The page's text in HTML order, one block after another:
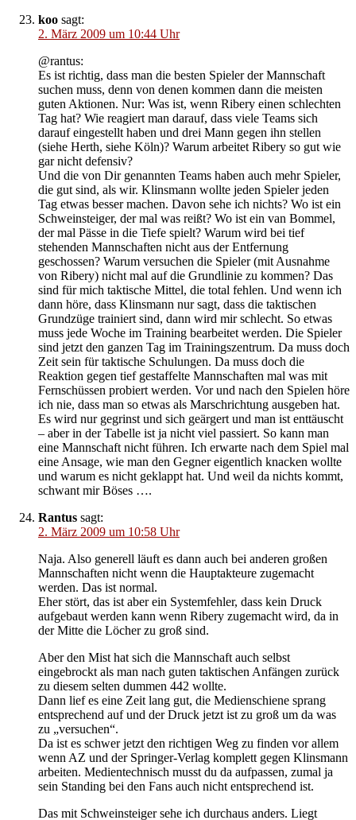
koo sagt:
2. März 2009 um 10:44 Uhr
@rantus:
Es ist richtig, dass man die besten Spieler der Mannschaft
suchen muss, denn von denen kommen dann die meisten
guten Aktionen. Nur: Was ist, wenn Ribery einen schlechten
Tag hat? Wie reagiert man darauf, dass viele Teams sich
darauf eingestellt haben und drei Mann gegen ihn stellen
(siehe Herth, siehe Köln)? Warum arbeitet Ribery so gut wie
gar nicht defensiv?
Und die von Dir genannten Teams haben auch mehr Spieler,
die gut sind, als wir. Klinsmann wollte jeden Spieler jeden
Tag etwas besser machen. Davon sehe ich nichts? Wo ist ein
Schweinsteiger, der mal was reißt? Wo ist ein van Bommel,
der mal Pässe in die Tiefe spielt? Warum wird bei tief
stehenden Mannschaften nicht aus der Entfernung
geschossen? Warum versuchen die Spieler (mit Ausnahme
von Ribery) nicht mal auf die Grundlinie zu kommen? Das
sind für mich taktische Mittel, die total fehlen. Und wenn ich
dann höre, dass Klinsmann nur sagt, dass die taktischen
Grundzüge trainiert sind, dann wird mir schlecht. So etwas
muss jede Woche im Training bearbeitet werden. Die Spieler
sind jetzt den ganzen Tag im Trainingszentrum. Da muss doch
Zeit sein für taktische Schulungen. Da muss doch die
Reaktion gegen tief gestaffelte Mannschaften mal was mit
Fernschüssen probiert werden. Vor und nach den Spielen höre
ich nie, dass man so etwas als Marschrichtung ausgeben hat.
Es wird nur gegrinst und sich geärgert und man ist enttäuscht
– aber in der Tabelle ist ja nicht viel passiert. So kann man
eine Mannschaft nicht führen. Ich erwarte nach dem Spiel mal
eine Ansage, wie man den Gegner eigentlich knacken wollte
und warum es nicht geklappt hat. Und weil da nichts kommt,
schwant mir Böses ….
Rantus sagt:
2. März 2009 um 10:58 Uhr
Naja. Also generell läuft es dann auch bei anderen großen
Mannschaften nicht wenn die Hauptakteure zugemacht
werden. Das ist normal.
Eher stört, das ist aber ein Systemfehler, dass kein Druck
aufgebaut werden kann wenn Ribery zugemacht wird, da in
der Mitte die Löcher zu groß sind.
Aber den Mist hat sich die Mannschaft auch selbst
eingebrockt als man nach guten taktischen Anfängen zurück
zu diesem selten dummen 442 wollte.
Dann lief es eine Zeit lang gut, die Medienschiene sprang
entsprechend auf und der Druck jetzt ist zu groß um da was
zu „versuchen“.
Da ist es schwer jetzt den richtigen Weg zu finden vor allem
wenn AZ und der Springer-Verlag komplett gegen Klinsmann
arbeiten. Medientechnisch musst du da aufpassen, zumal ja
sein Standing bei den Fans auch nicht entsprechend ist.
Das mit Schweinsteiger sehe ich durchaus anders. Liegt